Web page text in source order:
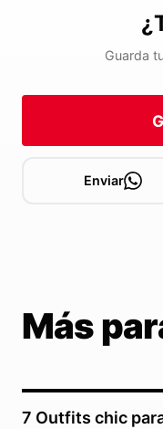
Guarda
Enviar
Más
7 Outfits chic